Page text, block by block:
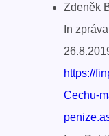
Zdeněk
In
https://
Cechu-